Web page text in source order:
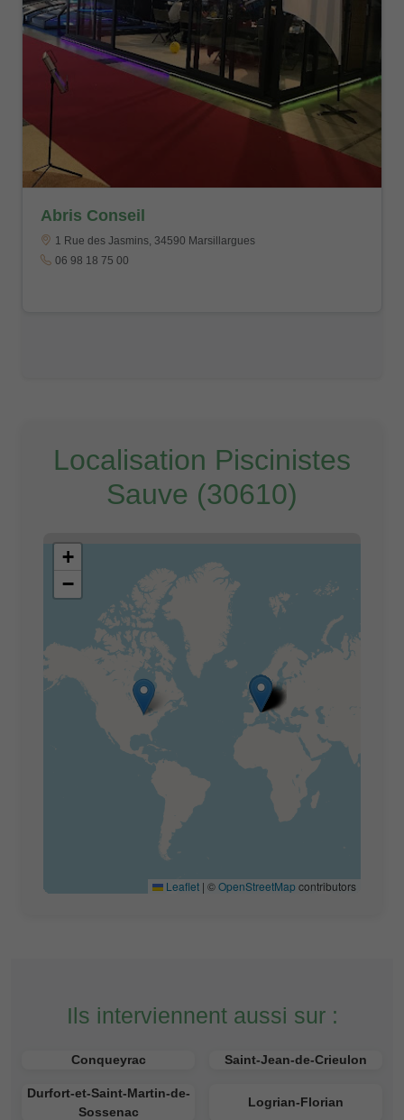
Abris Conseil
1 Rue des Jasmins, 34590 Marsillargues
06 98 18 75 00
Localisation Piscinistes
Sauve (30610)
+
−
Leaflet | ©OpenStreetMap contributors
Ils interviennent aussi sur :
Conqueyrac Saint-Jean-de-Crieulon
Durfort-et-Saint-Martin-de-
Sossenac
Logrian-Florian